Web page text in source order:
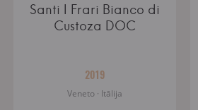
Santi I Frari Bianco di
Custoza DOC
2019
Veneto · Itālija